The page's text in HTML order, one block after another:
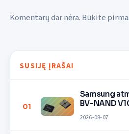
Komentarų dar nėra. Būkite
SUSIJĘ ĮRAŠAI
01
Samsung
BV-NAND
2026-08-07